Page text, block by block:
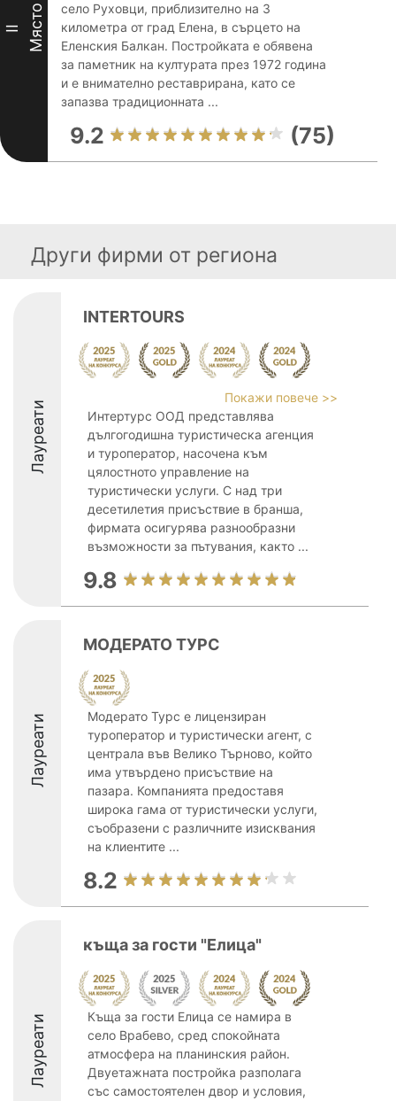
II Място
село Руховци, приблизително на 3
километра от град Елена, в сърцето на
Еленския Балкан. Постройката е обявена
за паметник на културата през 1972 година
и е внимателно реставрирана, като се
запазва традиционната ...
9.2 (75)
Други фирми от региона
Лауреати
INTERTOURS
Покажи повече >>
Интертурс ООД представлява
дългогодишна туристическа агенция
и туроператор, насочена към
цялостното управление на
туристически услуги. С над три
десетилетия присъствие в бранша,
фирмата осигурява разнообразни
възможности за пътувания, както ...
9.8
Лауреати
МОДЕРАТО ТУРС
Модерато Турс е лицензиран
туроператор и туристически агент, с
централа във Велико Търново, който
има утвърдено присъствие на
пазара. Компанията предоставя
широка гама от туристически услуги,
съобразени с различните изисквания
на клиентите ...
8.2
Лауреати
къща за гости "Елица"
Къща за гости Елица се намира в
село Врабево, сред спокойната
атмосфера на планинския район.
Двуетажната постройка разполага
със самостоятелен двор и условия,